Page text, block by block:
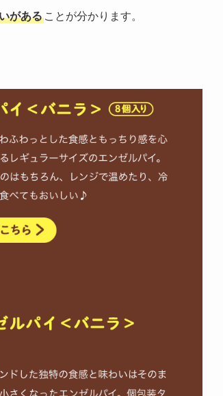
がある ことが分かります。